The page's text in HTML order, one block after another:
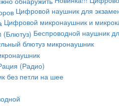
Цифровой наушник для
Цифровой микронаушник и
Беспроводной наушник
блютуз микронаушник
(Радио)
без петли на шее